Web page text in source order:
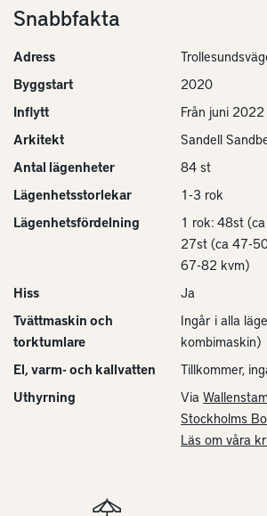
Snabbfakta
Adress
Byggstart
2020
Inflytt
Från juni 2022
Arkitekt
Sandell
Antal lägenheter
84 st
Lägenhetsstorlekar
1-3 rok
Lägenhetsfördelning
1 rok: 48st
27st (ca 47-
67-82 kvm)
Hiss
Ja
Tvättmaskin och
torktumlare
Ingår i alla
kombimaskin)
El, varm- och kallvatten
Tillkommer,
Uthyrning
Via
Stockholms
Läs om våra